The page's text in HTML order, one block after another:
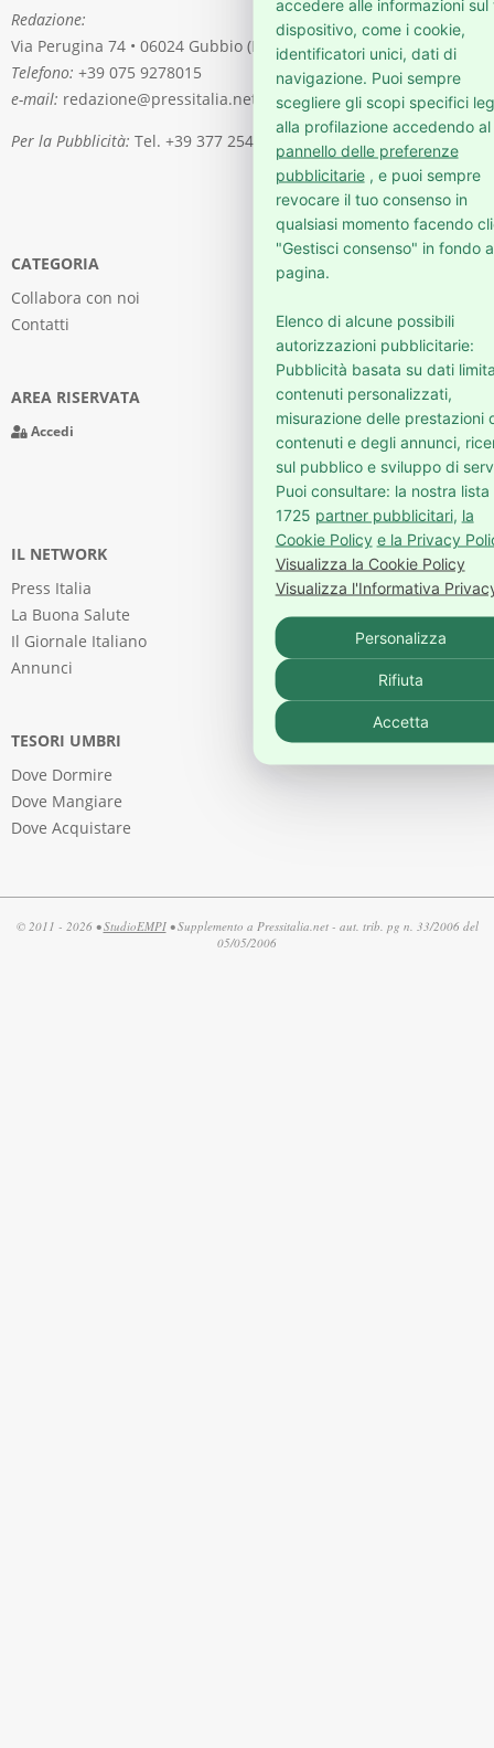
Redazione:
Via Perugina 74 • 06024 Gubbio (PG)
Telefono: +39 075 9278015
e-mail: redazione@pressitalia.net
Per la Pubblicità: Tel. +39 377 2541976
CATEGORIA
Collabora con noi
Contatti
AREA RISERVATA
Accedi
IL NETWORK
Press Italia
La Buona Salute
Il Giornale Italiano
Annunci
TESORI UMBRI
Dove Dormire
Dove Mangiare
Dove Acquistare
© 2011 - 2026 •StudioEMPI• Supplemento a Pressitalia.net - aut. trib. pg n. 33/2006 del
05/05/2006
accedere alle informazioni sul
dispositivo, come i cookie,
identificatori unici, dati di
navigazione. Puoi sempre
scegliere gli scopi specifici
alla profilazione accedendo al
pannello delle preferenze
pubblicitarie, e puoi sempre
revocare il tuo consenso in
qualsiasi momento facendo
"Gestisci consenso" in fondo
pagina.
Elenco di alcune possibili
autorizzazioni pubblicitarie:
Pubblicità basata su dati
contenuti personalizzati,
misurazione delle prestazioni
contenuti e degli annunci,
sul pubblico e sviluppo di
Puoi consultare: la nostra lista
1725 partner pubblicitari, la
Cookie Policy e la Privacy
Visualizza la Cookie Policy
Visualizza l'Informativa
Personalizza
Rifiuta
Accetta